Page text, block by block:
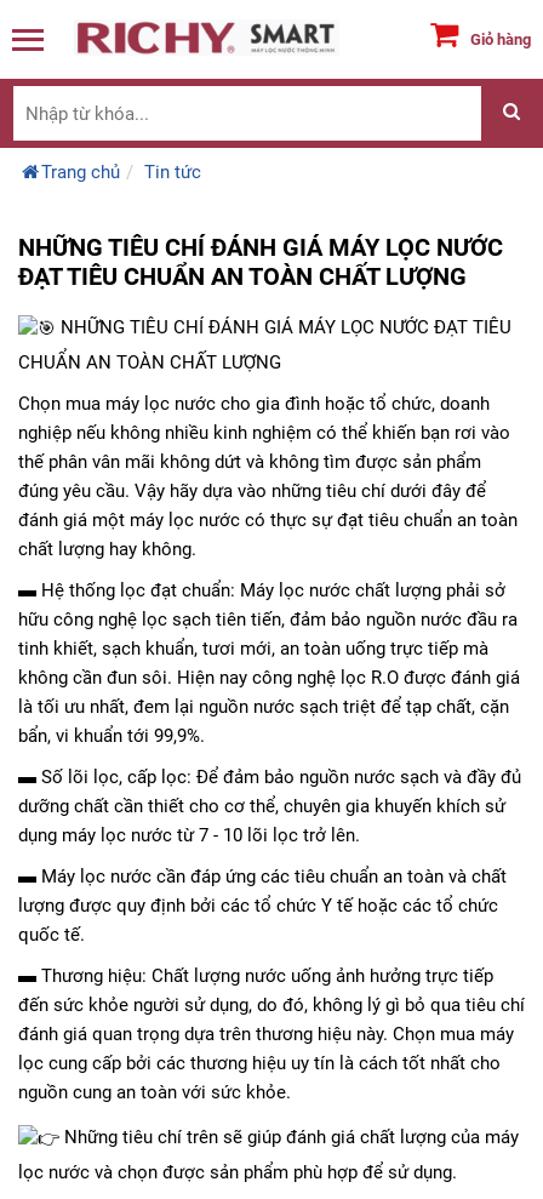
Giỏ hàng
Trang chủ Tin tức
NHỮNG TIÊU CHÍ ĐÁNH GIÁ MÁY LỌC NƯỚC
ĐẠT TIÊU CHUẨN AN TOÀN CHẤT LƯỢNG
NHỮNG TIÊU CHÍ ĐÁNH GIÁ MÁY LỌC NƯỚC ĐẠT TIÊU
CHUẨN AN TOÀN CHẤT LƯỢNG
Chọn mua máy lọc nước cho gia đình hoặc tổ chức, doanh
nghiệp nếu không nhiều kinh nghiệm có thể khiến bạn rơi vào
thế phân vân mãi không dứt và không tìm được sản phẩm
đúng yêu cầu. Vậy hãy dựa vào những tiêu chí dưới đây để
đánh giá một máy lọc nước có thực sự đạt tiêu chuẩn an toàn
chất lượng hay không.
▬ Hệ thống lọc đạt chuẩn: Máy lọc nước chất lượng phải sở
hữu công nghệ lọc sạch tiên tiến, đảm bảo nguồn nước đầu ra
tinh khiết, sạch khuẩn, tươi mới, an toàn uống trực tiếp mà
không cần đun sôi. Hiện nay công nghệ lọc R.O được đánh giá
là tối ưu nhất, đem lại nguồn nước sạch triệt để tạp chất, cặn
bẩn, vi khuẩn tới 99,9%.
▬ Số lõi lọc, cấp lọc: Để đảm bảo nguồn nước sạch và đầy đủ
dưỡng chất cần thiết cho cơ thể, chuyên gia khuyến khích sử
dụng máy lọc nước từ 7 - 10 lõi lọc trở lên.
▬ Máy lọc nước cần đáp ứng các tiêu chuẩn an toàn và chất
lượng được quy định bởi các tổ chức Y tế hoặc các tổ chức
quốc tế.
▬ Thương hiệu: Chất lượng nước uống ảnh hưởng trực tiếp
đến sức khỏe người sử dụng, do đó, không lý gì bỏ qua tiêu chí
đánh giá quan trọng dựa trên thương hiệu này. Chọn mua máy
lọc cung cấp bởi các thương hiệu uy tín là cách tốt nhất cho
nguồn cung an toàn với sức khỏe.
Những tiêu chí trên sẽ giúp đánh giá chất lượng của máy
lọc nước và chọn được sản phẩm phù hợp để sử dụng.